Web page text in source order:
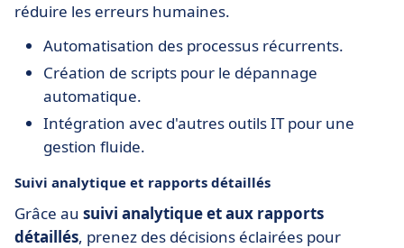
réduire les erreurs humaines.
Automatisation des processus récurrents.
Création de scripts pour le dépannage
automatique.
Intégration avec d'autres outils IT pour une
gestion fluide.
Suivi analytique et rapports détaillés
Grâce au suivi analytique et aux rapports
détaillés, prenez des décisions éclairées pour